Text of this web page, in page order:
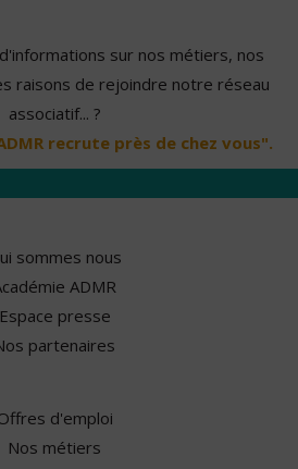
sur nos métiers, nos
raisons de rejoindre notre réseau
associatif... ?
recrute près de chez vous".
sommes nous
ADMR
Espace presse
partenaires
d'emploi
Nos métiers